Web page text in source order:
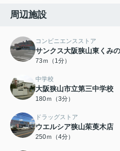
周辺施設
コンビニエンスストア
サンクス大阪狭山東くみ
73ｍ（1分）
中学校
大阪狭山市立第三中学校
180ｍ（3分）
ドラッグストア
ウエルシア狭山茱萸木店
250ｍ（4分）